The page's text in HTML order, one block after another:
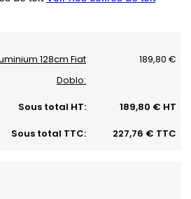
128cm Fiat
Doblo:
189,80 €
Sous total HT:
189,80 € HT
Sous total TTC:
227,76 € TTC